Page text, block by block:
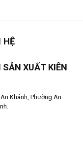
HỆ
XUẤT KIÊN
Khánh, Phường An